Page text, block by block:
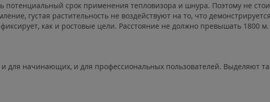
потенциальный срок применения тепловизора и шнура. Поэтому не
густая растительность не воздействуют на то, что
как и ростовые цели. Расстояние не должно превышать 1800
для начинающих, и для профессиональных пользователей. Выделяют